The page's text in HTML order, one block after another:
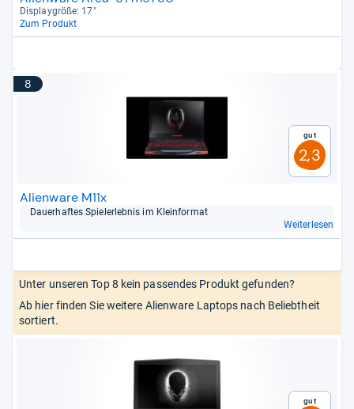
Dis­play­größe: 17"
Zum Produkt
8
Gut
2,3
Alienware M11x
Dau­er­haf­tes Spie­ler­leb­nis im Klein­for­mat
Weiterlesen
Unter unseren Top 8 kein passendes Produkt gefunden?
Ab hier finden Sie weitere Alienware Laptops nach Beliebtheit
sortiert.
Gut